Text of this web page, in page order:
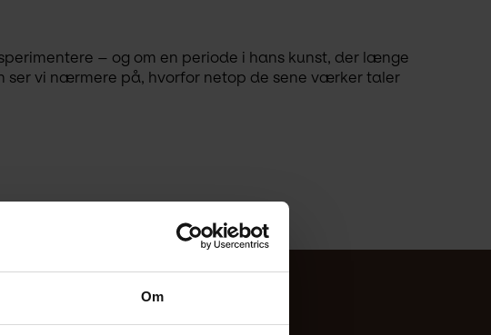
Om
– og om en periode i hans kunst, der længe
ser vi nærmere på, hvorfor netop de sene værker taler